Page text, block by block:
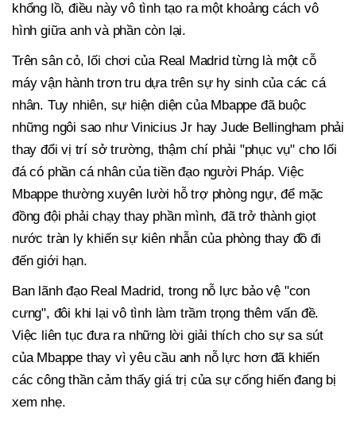
khổng lồ, điều này vô tình tạo ra một khoảng cách vô
hình giữa anh và phần còn lại.
Trên sân cỏ, lối chơi của Real Madrid từng là một cỗ
máy vận hành trơn tru dựa trên sự hy sinh của các cá
nhân. Tuy nhiên, sự hiện diện của Mbappe đã buộc
những ngôi sao như Vinicius Jr hay Jude Bellingham phải
thay đổi vị trí sở trường, thậm chí phải "phục vụ" cho lối
đá có phần cá nhân của tiền đạo người Pháp. Việc
Mbappe thường xuyên lười hỗ trợ phòng ngự, để mặc
đồng đội phải chạy thay phần mình, đã trở thành giọt
nước tràn ly khiến sự kiên nhẫn của phòng thay đồ đi
đến giới hạn.
Ban lãnh đạo Real Madrid, trong nỗ lực bảo vệ "con
cưng", đôi khi lại vô tình làm trầm trọng thêm vấn đề.
Việc liên tục đưa ra những lời giải thích cho sự sa sút
của Mbappe thay vì yêu cầu anh nỗ lực hơn đã khiến
các công thần cảm thấy giá trị của sự cống hiến đang bị
xem nhẹ.